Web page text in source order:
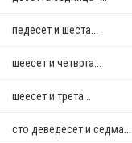
педесет и шеста...
шеесет и четврта...
шеесет и трета...
сто деведесет и седма...